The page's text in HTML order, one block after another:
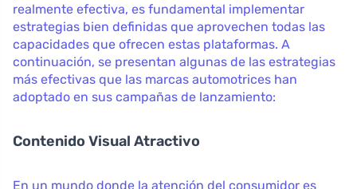
realmente efectiva, es fundamental implementar
estrategias bien definidas que aprovechen todas las
capacidades que ofrecen estas plataformas. A
continuación, se presentan algunas de las estrategias
más efectivas que las marcas automotrices han
adoptado en sus campañas de lanzamiento:
Contenido Visual Atractivo
En un mundo donde la atención del consumidor es